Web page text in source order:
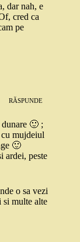
dar nah, e
cred ca
pe
RĂSPUNDE
🙂 ;
cu mujdeiul
🙂
ardei, peste
o sa vezi
si multe alte